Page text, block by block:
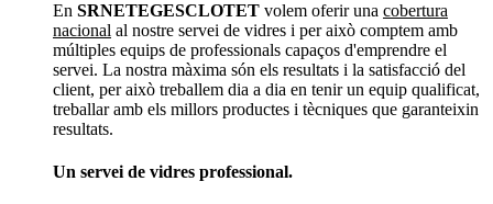
En SRNETEGESCLOTET volem oferir una cobertura
nacional al nostre servei de vidres i per això comptem amb
múltiples equips de professionals capaços d'emprendre el
servei. La nostra màxima són els resultats i la satisfacció del
client, per això treballem dia a dia en tenir un equip qualificat,
treballar amb els millors productes i tècniques que garanteixin
resultats.
Un servei de vidres professional.